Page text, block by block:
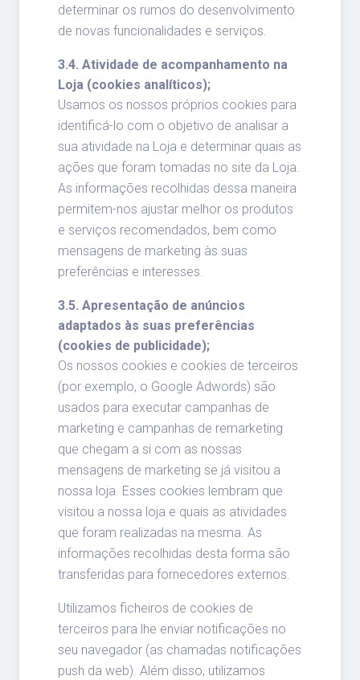
determinar os rumos do desenvolvimento
de novas funcionalidades e serviços.
3.4. Atividade de acompanhamento na
Loja (cookies analíticos);
Usamos os nossos próprios cookies para
identificá-lo com o objetivo de analisar a
sua atividade na Loja e determinar quais as
ações que foram tomadas no site da Loja.
As informações recolhidas dessa maneira
permitem-nos ajustar melhor os produtos
e serviços recomendados, bem como
mensagens de marketing às suas
preferências e interesses.
3.5. Apresentação de anúncios
adaptados às suas preferências
(cookies de publicidade);
Os nossos cookies e cookies de terceiros
(por exemplo, o Google Adwords) são
usados para executar campanhas de
marketing e campanhas de remarketing
que chegam a si com as nossas
mensagens de marketing se já visitou a
nossa loja. Esses cookies lembram que
visitou a nossa loja e quais as atividades
que foram realizadas na mesma. As
informações recolhidas desta forma são
transferidas para fornecedores externos.
Utilizamos ficheiros de cookies de
terceiros para lhe enviar notificações no
seu navegador (as chamadas notificações
push da web). Além disso, utilizamos